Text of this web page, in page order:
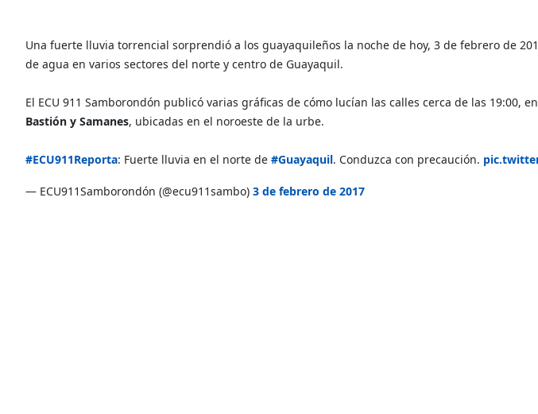
Una fuerte lluvia torrencial sorprendió a los guayaquileños la noche de hoy, 3 de febrero de
de agua en varios sectores del norte y centro de Guayaquil.
El ECU 911 Samborondón publicó varias gráficas de cómo lucían las calles cerca de las 19:00,
Bastión y Samanes, ubicadas en el noroeste de la urbe.
#ECU911Reporta: Fuerte lluvia en el norte de #Guayaquil. Conduzca con precaución.
— ECU911Samborondón (@ecu911sambo) 3 de febrero de 2017